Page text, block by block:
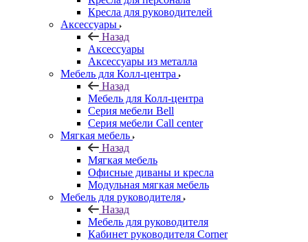
Кресла для руководителей
Аксессуары
Назад
Аксессуары
Аксессуары из металла
Мебель для Колл-центра
Назад
Мебель для Колл-центра
Серия мебели Bell
Серия мебели Call center
Мягкая мебель
Назад
Мягкая мебель
Офисные диваны и кресла
Модульная мягкая мебель
Мебель для руководителя
Назад
Мебель для руководителя
Кабинет руководителя Corner